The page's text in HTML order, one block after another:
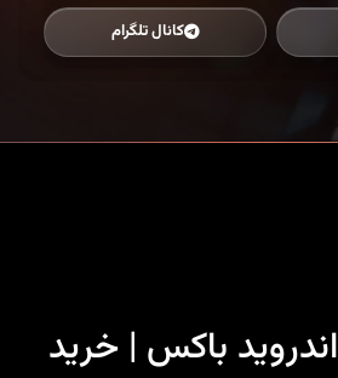
کانال تلگرام
فروش IPTV اندروید باکس | خرید